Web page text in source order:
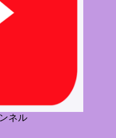
ネル